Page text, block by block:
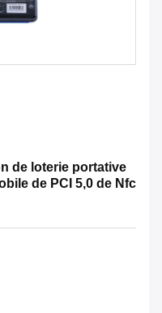
de loterie portative
de PCI 5,0 de Nfc